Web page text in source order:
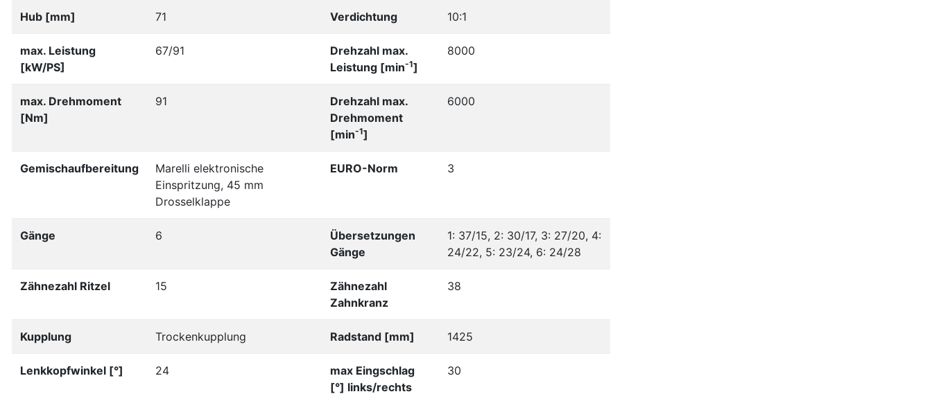
Hub [mm] 71 Verdichtung 10:1
max. Leistung
[kW/PS]
67/91
Drehzahl max.
Leistung [min-1]
8000
max. Drehmoment
[Nm]
91
Drehzahl max.
Drehmoment
[min-1]
6000
Gemischaufbereitung
Marelli elektronische
Einspritzung, 45 mm
Drosselklappe
EURO-Norm 3
Gänge 6
Übersetzungen
Gänge
1: 37/15, 2: 30/17, 3: 27/20, 4:
24/22, 5: 23/24, 6: 24/28
Zähnezahl Ritzel 15
Zähnezahl
Zahnkranz
38
Kupplung Trockenkupplung Radstand [mm] 1425
Lenkkopfwinkel [°] 24
max Eingschlag
[°] links/rechts
30